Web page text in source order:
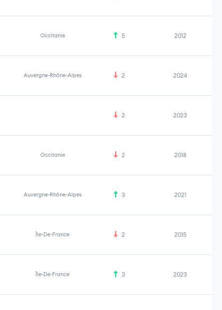
Occitanie 5 2012
Auvergne-Rhône-Alpes 2 2024
2 2023
Occitanie 2 2018
Auvergne-Rhône-Alpes 3 2021
Île-De-France 2 2015
Île-De-France 3 2023